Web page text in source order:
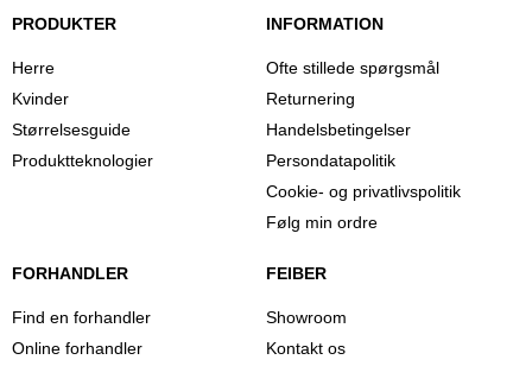
PRODUKTER
Herre
Kvinder
Størrelsesguide
Produktteknologier
INFORMATION
Ofte stillede spørgsmål
Returnering
Handelsbetingelser
Persondatapolitik
Cookie- og privatlivspolitik
Følg min ordre
FORHANDLER
Find en forhandler
Online forhandler
FEIBER
Showroom
Kontakt os